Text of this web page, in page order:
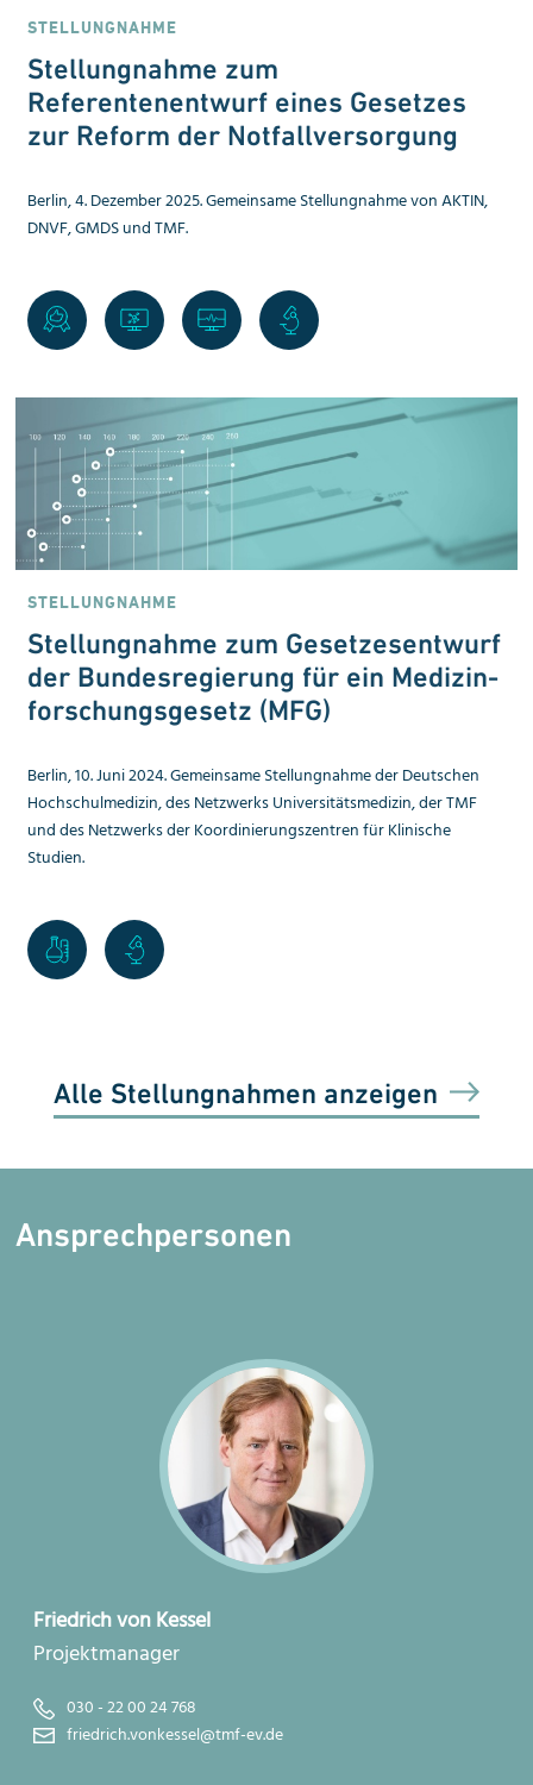
STELLUNGNAHME
Stellungnahme zum
Referentenentwurf eines Gesetzes
zur Reform der Notfallversorgung
Berlin, 4. Dezember 2025. Gemeinsame Stellungnahme von AKTIN,
DNVF, GMDS und TMF.
STELLUNGNAHME
Stellungnahme zum Gesetzes­entwurf
der Bundesregierung für ein Medizin­
for­schungs­gesetz (MFG)
Berlin, 10. Juni 2024. Gemeinsame Stell­ungnahme der Deutschen
Hochschul­me­dizin, des Netzwerks Universitätsmedizin, der TMF
und des Netzwerks der Koordi­nie­rungszentren für Klinische
Studien.
Alle Stellungnahmen anzeigen
Ansprechpersonen
Friedrich von Kessel
Projektmanager
030 - 22 00 24 768
friedrich.vonkessel@tmf-ev.de